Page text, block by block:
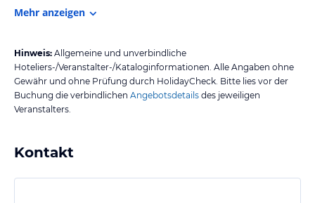
Mehr anzeigen
Hinweis: Allgemeine und unverbindliche
Hoteliers-/Veranstalter-/Kataloginformationen. Alle Angaben ohne
Gewähr und ohne Prüfung durch HolidayCheck. Bitte lies vor der
Buchung die verbindlichen Angebotsdetails des jeweiligen
Veranstalters.
Kontakt